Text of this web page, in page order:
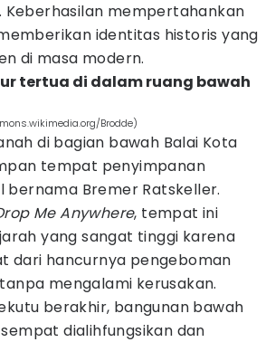
Keberhasilan mempertahankan
identitas historis yang
di masa modern.
tertua di dalam ruang bawah
Brodde)
di bagian bawah Balai Kota
tempat penyimpanan
bernama Bremer Ratskeller.
Me Anywhere, tempat ini
yang sangat tinggi karena
dari hancurnya pengeboman
mengalami kerusakan.
berakhir, bangunan bawah
dialihfungsikan dan